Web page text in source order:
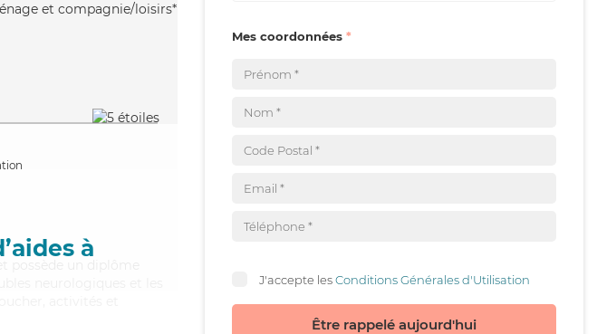
et compagnie/loisirs*
à
possède un diplôme
neurologiques et les
Mes coordonnées
J'accepte lesConditions Générales d'Utilisation
Être rappelé aujourd'hui